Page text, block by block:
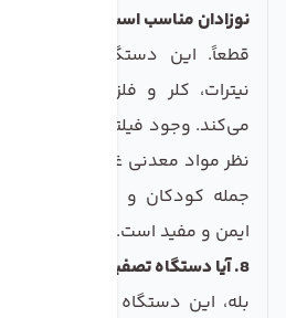
نوزادان مناسب است؟
قطعاً. این دستگاه با حذف
نیترات، کلر و فلزات سنگین،
می‌کند. وجود فیلتر مینرال نیز
نظر مواد معدنی غنی باشد و برای
جمله کودکان و نوزادان (برای
ایمن و مفید است.
8. آیا دستگاه تصفیه آب CCK برای کار کردن به برق نیاز دارد؟
بله، این دستگاه برای تأمین